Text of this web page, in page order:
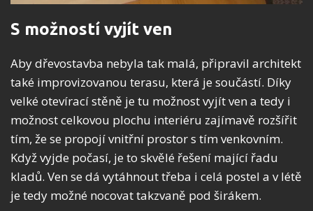
S možností vyjít ven
Aby dřevostavba nebyla tak malá, připravil architekt
také improvizovanou terasu, která je součástí. Díky
velké otevírací stěně je tu možnost vyjít ven a tedy i
možnost celkovou plochu interiéru zajímavě rozšířit
tím, že se propojí vnitřní prostor s tím venkovním.
Když vyjde počasí, je to skvělé řešení mající řadu
kladů. Ven se dá vytáhnout třeba i celá postel a v létě
je tedy možné nocovat takzvaně pod širákem.